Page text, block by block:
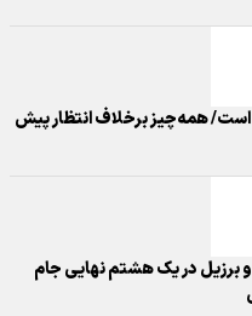
همه‌چیز برخلاف انتظار پیش
برزیل در یک هشتم نهایی جام